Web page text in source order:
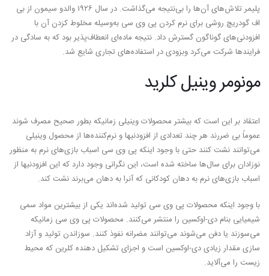
پلیمر تلاش‌های آن‌ها را بی‌نتیجه می‌گذاشت. در سال ۱۹۲۶ والدو سیمون از بی
اف گودریچ روشی برای نرم کردن پی وی سی به‌وسیله مخلوط کزدن آن با
افزودنی‌های گوناگون گسترش داد. نتیجه ماده‌ای انعطاف‌پذیر بود که به سادگی در
فرایندها شرکت می‌کرد وبزودی در استفاده‌های تجاری شایع شد.
مونومر وینیل کلرید
اعتقاد بر این است که بیشتر محصولات وینیلی زمانیکه بطور صحیح مصرف شوند
عموماً بی ضررند هر چند تعدادی از افزودنیها و نرم‌کننده‌ها از محصول وینیلی
می‌توانند نشت کنند حتی با وجود اینکه پی وی سی اسباب بازی‌های نرم به منظور
نوزادان برای سال‌ها ساخته شده است، این نگرانی وجود دارد که این افزودنیها از
اسباب بازی‌های نرم به دهان کودکانی که آنرا به دهان می‌برند نشت کند.
با وجود اینکه محصولات پی وی سی تولید شده‌اند یکی از بیشترین مواد سمی
شیمیایی بنام دی-اوکسین را منتشر می‌کنند. محصولات پی وی سی زمانیکه
می‌سوزند یا دفن می‌شوند می‌توانند مضرانه نفوذ کنند. سوزاندن تولید و آزاد
سازی مقدار زیادی دی-اوکسین است و اجزای تشکیل دهنده کلرین که محیط
زیست را می‌آلاید.